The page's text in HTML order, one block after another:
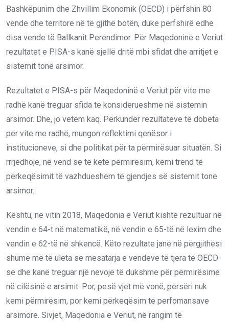
Bashkëpunim dhe Zhvillim Ekonomik (OECD) i përfshin 80
vende dhe territore në të gjithë botën, duke përfshirë edhe
disa vende të Ballkanit Perëndimor. Për Maqedoninë e Veriut
rezultatet e PISA-s kanë sjellë dritë mbi sfidat dhe arritjet e
sistemit tonë arsimor.
Rezultatet e PISA-s për Maqedoninë e Veriut për vite me
radhë kanë treguar sfida të konsiderueshme në sistemin
arsimor. Dhe, jo vetëm kaq. Përkundër rezultateve të dobëta
për vite me radhë, mungon reflektimi qenësor i
institucioneve, si dhe politikat për ta përmirësuar situatën. Si
rrrjedhojë, në vend se të ketë përmirësim, kemi trend të
përkeqësimit të vazhdueshëm të gjendjes së sistemit tonë
arsimor.
Kështu, në vitin 2018, Maqedonia e Veriut kishte rezultuar në
vendin e 64-t në matematikë, në vendin e 65-të në lexim dhe
vendin e 62-të në shkencë. Këto rezultate janë në përgjithësi
shumë më të ulëta se mesatarja e vendeve të tjera të OECD-
së dhe kanë treguar një nevojë të dukshme për përmirësime
në cilësinë e arsimit. Por, pesë vjet më vonë, përsëri nuk
kemi përmirësim, por kemi përkeqësim të perfomansave
arsimore. Sivjet, Maqedonia e Veriut, në rangim të